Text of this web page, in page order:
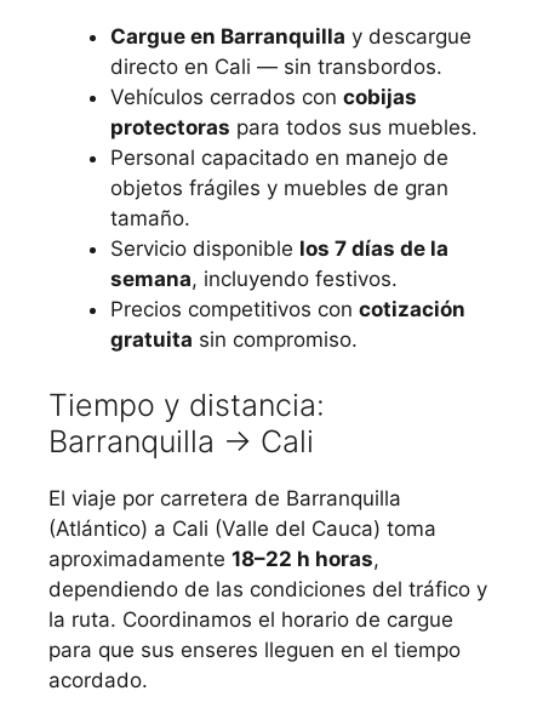
Cargue en Barranquilla y descargue
directo en Cali — sin transbordos.
Vehículos cerrados con cobijas
protectoras para todos sus muebles.
Personal capacitado en manejo de
objetos frágiles y muebles de gran
tamaño.
Servicio disponible los 7 días de la
semana, incluyendo festivos.
Precios competitivos con cotización
gratuita sin compromiso.
Tiempo y distancia:
Barranquilla → Cali
El viaje por carretera de Barranquilla
(Atlántico) a Cali (Valle del Cauca) toma
aproximadamente 18–22 h horas,
dependiendo de las condiciones del tráfico y
la ruta. Coordinamos el horario de cargue
para que sus enseres lleguen en el tiempo
acordado.